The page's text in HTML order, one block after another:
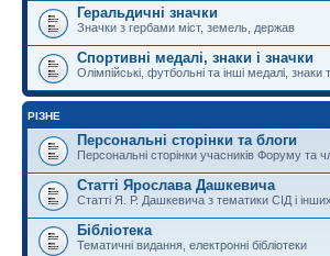
Геральдичні значки
Значки з гербами міст, земель, держав
Спортивні медалі, знаки і значки
Олімпійські, футбольні та інші медалі, знаки
РІЗНЕ
Персональні сторінки та блоги
Персональні сторінки учасників Форуму та
Статті Ярослава Дашкевича
Статті Я. Р. Дашкевича з тематики СІД і
Бібліотека
Тематичні видання, електронні бібліотеки